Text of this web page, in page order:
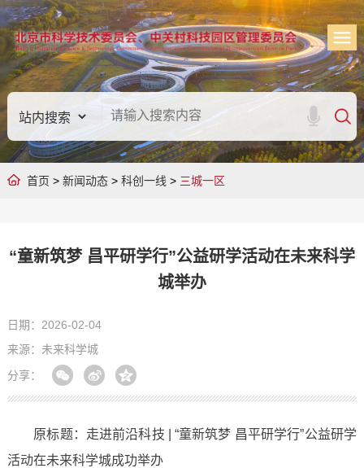
首页 > 新闻动态> 科创一线 > 三城一区
“童新筑梦 昌平研学行”公益研学活动在未来科学
城举办
日期：2026-02-04
来源：未来科学城
分享：
原标题：走进前沿科技 | “童新筑梦 昌平研学行”公益研学
活动在未来科学城成功举办